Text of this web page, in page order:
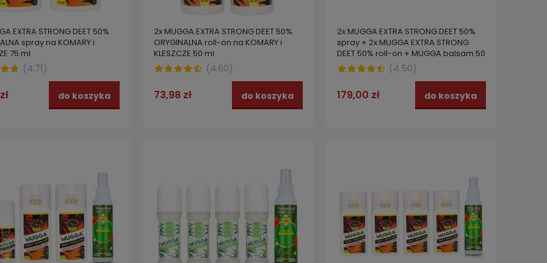
EXTRA STRONG DEET 50%
spray na KOMARY i
75 ml
(4.71)
do koszyka
2x MUGGA EXTRA STRONG DEET 50%
ORYGINALNA roll-on na KOMARY i
KLESZCZE 50 ml
(4.60)
73,98 zł do koszyka
2x MUGGA EXTRA STRONG DEET 50%
spray + 2x MUGGA EXTRA STRONG
DEET 50% roll-on + MUGGA balsam 50
ml
(4.50)
179,00 zł do koszyka